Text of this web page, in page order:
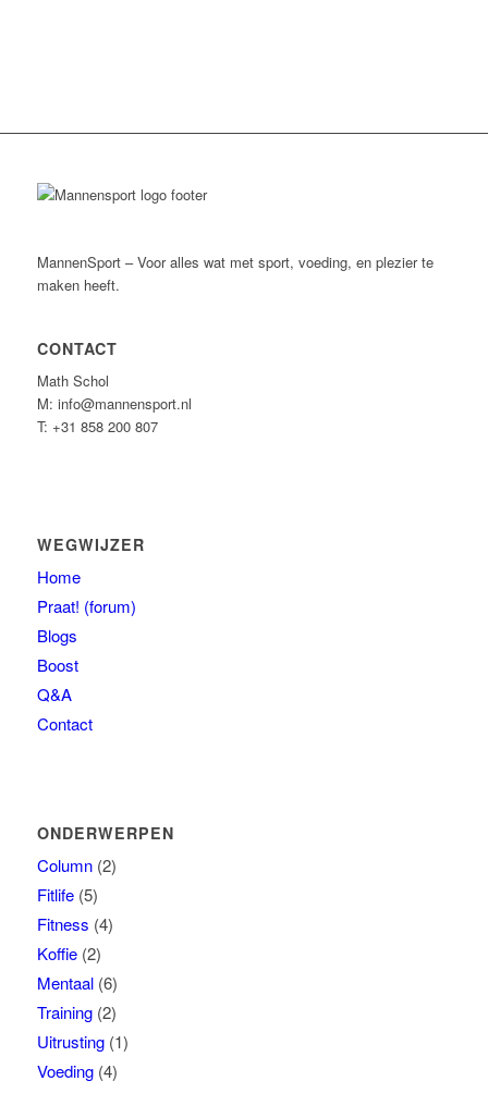
MannenSport – Voor alles wat met sport, voeding, en plezier te
maken heeft.
CONTACT
Math Schol
M: info@mannensport.nl
T: +31 858 200 807
WEGWIJZER
Home
Praat! (forum)
Blogs
Boost
Q&A
Contact
ONDERWERPEN
Column(2)
Fitlife(5)
Fitness (4)
Koffie(2)
Mentaal(6)
Training(2)
Uitrusting(1)
Voeding(4)